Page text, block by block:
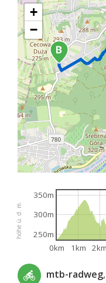
+
−
höhe ü. d. m.
0km 1km 2km
250m
300m
350m
mtb-radweg